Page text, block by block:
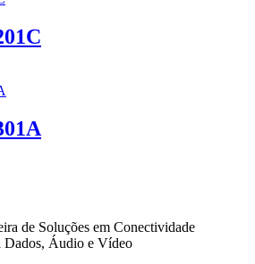
de Soluções em Conectividade
Dados, Áudio e Vídeo